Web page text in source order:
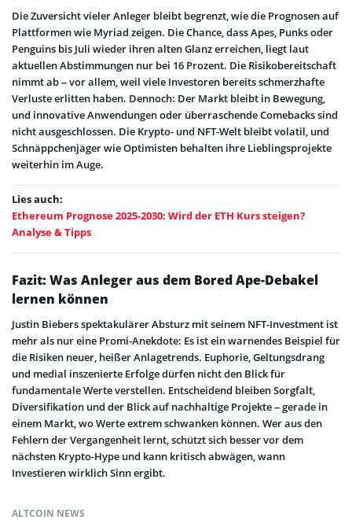
Die Zuversicht vieler Anleger bleibt begrenzt, wie die Prognosen auf
Plattformen wie Myriad zeigen. Die Chance, dass Apes, Punks oder
Penguins bis Juli wieder ihren alten Glanz erreichen, liegt laut
aktuellen Abstimmungen nur bei 16 Prozent. Die Risikobereitschaft
nimmt ab – vor allem, weil viele Investoren bereits schmerzhafte
Verluste erlitten haben. Dennoch: Der Markt bleibt in Bewegung,
und innovative Anwendungen oder überraschende Comebacks sind
nicht ausgeschlossen. Die Krypto- und NFT-Welt bleibt volatil, und
Schnäppchenjäger wie Optimisten behalten ihre Lieblingsprojekte
weiterhin im Auge.
Lies auch:
Ethereum Prognose 2025-2030: Wird der ETH Kurs steigen?
Analyse & Tipps
Fazit: Was Anleger aus dem Bored Ape-Debakel
lernen können
Justin Biebers spektakulärer Absturz mit seinem NFT-Investment ist
mehr als nur eine Promi-Anekdote: Es ist ein warnendes Beispiel für
die Risiken neuer, heißer Anlagetrends. Euphorie, Geltungsdrang
und medial inszenierte Erfolge dürfen nicht den Blick für
fundamentale Werte verstellen. Entscheidend bleiben Sorgfalt,
Diversifikation und der Blick auf nachhaltige Projekte – gerade in
einem Markt, wo Werte extrem schwanken können. Wer aus den
Fehlern der Vergangenheit lernt, schützt sich besser vor dem
nächsten Krypto-Hype und kann kritisch abwägen, wann
Investieren wirklich Sinn ergibt.
ALTCOIN NEWS